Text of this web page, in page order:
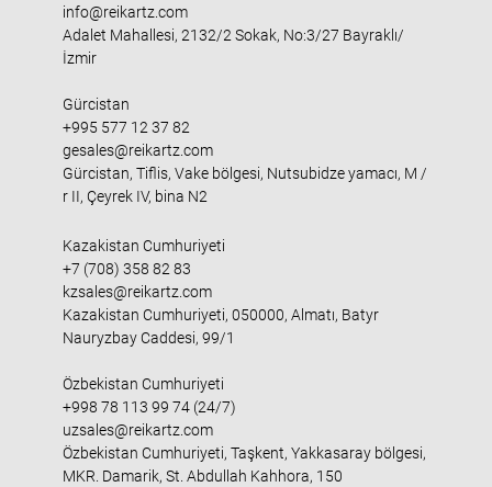
info@reikartz.com
Adalet Mahallesi, 2132/2 Sokak, No:3/27 Bayraklı/
İzmir
Gürcistan
+995 577 12 37 82
gesales@reikartz.com
Gürcistan, Tiflis, Vake bölgesi, Nutsubidze yamacı, M /
r II, Çeyrek IV, bina N2
Kazakistan Cumhuriyeti
+7 (708) 358 82 83
kzsales@reikartz.com
Kazakistan Cumhuriyeti, 050000, Almatı, Batyr
Nauryzbay Caddesi, 99/1
Özbekistan Cumhuriyeti
+998 78 113 99 74 (24/7)
uzsales@reikartz.com
Özbekistan Cumhuriyeti, Taşkent, Yakkasaray bölgesi,
MKR. Damarik, St. Abdullah Kahhora, 150